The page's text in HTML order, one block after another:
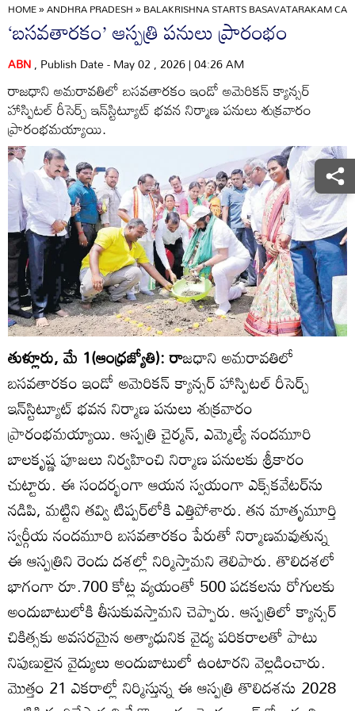
HOME»ANDHRA PRADESH»BALAKRISHNA STARTS BASAVATARAKAM
‘బసవతారకం’ ఆస్పత్రి పనులు ప్రారంభం
ABN, Publish Date - May 02 , 2026 | 04:26 AM
రాజధాని అమరావతిలో బసవతారకం ఇండో అమెరికన్‌ క్యాన్సర్‌
హాస్పిటల్‌ రీసెర్చ్‌ ఇన్‌స్టిట్యూట్‌ భవన నిర్మాణ పనులు శుక్రవారం
ప్రారంభమయ్యాయి.
తుళ్లూరు, మే 1(ఆంధ్రజ్యోతి): రాజధాని అమరావతిలో
బసవతారకం ఇండో అమెరికన్‌ క్యాన్సర్‌ హాస్పిటల్‌ రీసెర్చ్‌
ఇన్‌స్టిట్యూట్‌ భవన నిర్మాణ పనులు శుక్రవారం
ప్రారంభమయ్యాయి. ఆస్పత్రి చైర్మన్‌, ఎమ్మెల్యే నందమూరి
బాలకృష్ణ పూజలు నిర్వహించి నిర్మాణ పనులకు శ్రీకారం
చుట్టారు. ఈ సందర్భంగా ఆయన స్వయంగా ఎక్స్‌కవేటర్‌ను
నడిపి, మట్టిని తవ్వి టిప్పర్‌లోకి ఎత్తిపోశారు. తన మాతృమూర్తి
స్వర్గీయ నందమూరి బసవతారకం పేరుతో నిర్మాణమవుతున్న
ఈ ఆస్పత్రిని రెండు దశల్లో నిర్మిస్తామని తెలిపారు. తొలిదశలో
భాగంగా రూ.700 కోట్ల వ్యయంతో 500 పడకలను రోగులకు
అందుబాటులోకి తీసుకువస్తామని చెప్పారు. ఆస్పత్రిలో క్యాన్సర్‌
చికిత్సకు అవసరమైన అత్యాధునిక వైద్య పరికరాలతో పాటు
నిపుణులైన వైద్యులు అందుబాటులో ఉంటారని వెల్లడించారు.
మొత్తం 21 ఎకరాల్లో నిర్మిస్తున్న ఈ ఆస్పత్రి తొలిదశను 2028